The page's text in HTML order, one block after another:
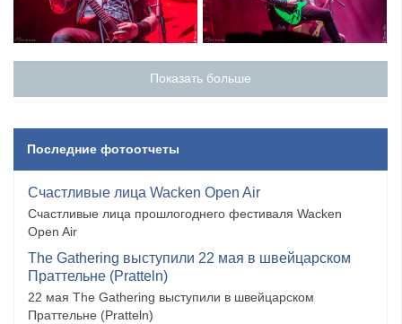
Показать больше
Последние фотоотчеты
Счастливые лица Wacken Open Air
Счастливые лица прошлогоднего фестиваля Wacken
Open Air
The Gathering выступили 22 мая в швейцарском
Праттельне (Pratteln)
22 мая The Gathering выступили в швейцарском
Праттельне (Pratteln)